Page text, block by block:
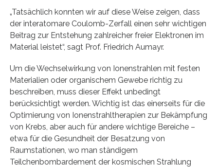
„Tatsächlich konnten wir auf diese Weise zeigen, dass
der interatomare Coulomb-Zerfall einen sehr wichtigen
Beitrag zur Entstehung zahlreicher freier Elektronen im
Material leistet“, sagt Prof. Friedrich Aumayr.
Um die Wechselwirkung von Ionenstrahlen mit festen
Materialien oder organischem Gewebe richtig zu
beschreiben, muss dieser Effekt unbedingt
berücksichtigt werden. Wichtig ist das einerseits für die
Optimierung von Ionenstrahltherapien zur Bekämpfung
von Krebs, aber auch für andere wichtige Bereiche –
etwa für die Gesundheit der Besatzung von
Raumstationen, wo man ständigem
Teilchenbombardement der kosmischen Strahlung